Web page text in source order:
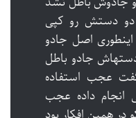
دو دستش رو کپی
اصل جادو
جادو باطل
عجب استفاده
داده عجب